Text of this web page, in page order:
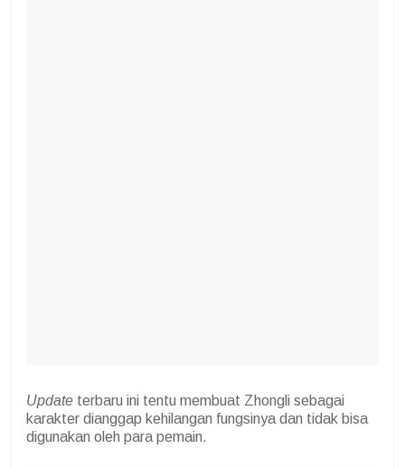
Update terbaru ini tentu membuat Zhongli sebagai
karakter dianggap kehilangan fungsinya dan tidak bisa
digunakan oleh para pemain.